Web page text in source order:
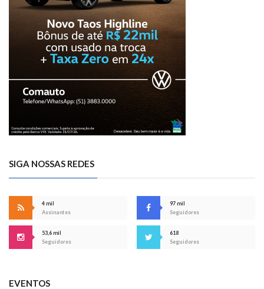
SIGA NOSSAS REDES
4 mil
Assinantes
97 mil
Seguidores
53,6 mil
Seguidores
618
Seguidores
EVENTOS